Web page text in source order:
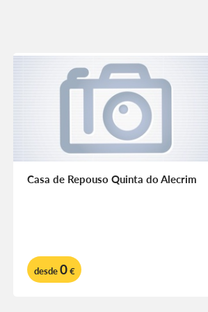
Casa de Repouso Quinta do Alecrim
desde0€